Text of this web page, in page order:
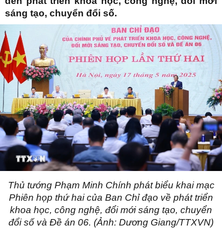
sáng tạo, chuyển đổi số.
Thủ tướng Phạm Minh Chính phát biểu khai mạc
Phiên họp thứ hai của Ban Chỉ đạo về phát triển
khoa học, công nghệ, đổi mới sáng tạo, chuyển
đổi số và Đề án 06. (Ảnh: Dương Giang/TTXVN)